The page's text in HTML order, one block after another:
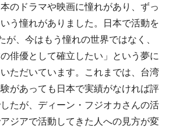
のドラマや映画に憧れがあり、ずっ
う憧れがありました。日本で活動を
、今はもう憧れの世界ではなく、
の俳優として確立したい」という夢に
ただいています。これまでは、台湾
があっても日本で実績がなければ評
たが、ディーン・フジオカさんの活
ジアで活動してきた人への見方が変